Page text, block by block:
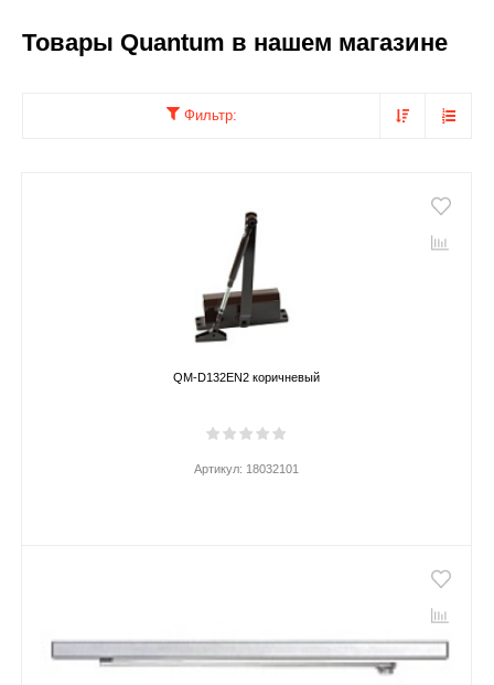
Товары Quantum в нашем магазине
Фильтр:
QM-D132EN2 коричневый
Артикул: 18032101